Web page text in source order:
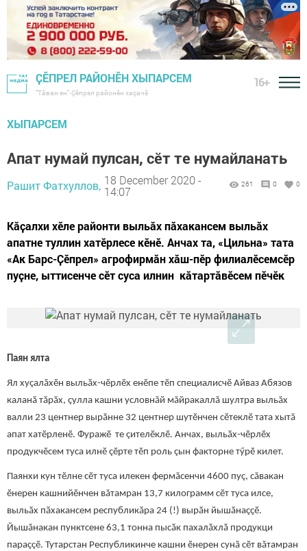
ҪӖПРЕЛ РАЙОНӖН ХЫПАРСЕМ
"Тӑван ен"-Çĕпрел районĕн хаçачӗ
16+
ХЫПАРСЕМ
Апат нумай пулсан, сӗт те нумайланать
Рашит Фатхуллов, 18 December 2020 -
14:07
261 0 0
Кӑҫалхи хӗле районти выльӑх пӑхакансем выльăх
апатне туллин хатӗрлесе кӗнӗ. Анчах та, «Цильна» тата
«Ак Барс-Ҫӗпрел» агрофирмăн хăш-пӗр филиалӗсемсӗр
пуҫне, ыттисенче сӗт суса илнин кӑтартăвӗсем пӗчӗк
Паян ялта
Ял хуçалăхӗн выльӑх-чӗрлӗх енӗпе тӗп специалисчӗ Айваз Абязов
каланӑ тӑрӑх, çулла кашни условнăй мăйракаллă шултра выльăх
валли 23 центнер вырӑнне 32 центнер шутӗнчен сӗтеклӗ тата хытă
апат хатӗрленӗ. Фуражӗ те çителӗклӗ. Анчах, выльӑх-чӗрлӗх
продукчӗсем туса илнӗ çӗрте тӗп роль çын факторне тӳрӗ килет.
Паянхи кун тӗлне сӗт туса илекен фермăсенчи 4600 пуç, сăвакан
ӗнерен кашнийӗнчен вăтамран 13,7 килограмм сӗт туса илсе,
выльӑх пӑхакансем республикӑра 24 (!) вырӑн йышӑнаҫҫӗ.
Йышăнакан пунктсене 63,1 тонна пысӑк пахалӑхлӑ продукци
параççӗ. Тутарстан Республикинче кашни ӗнерен сунă сӗт вăтамран